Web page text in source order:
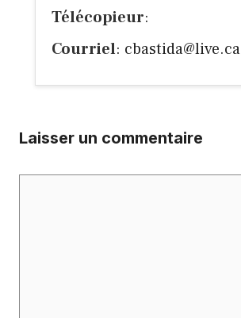
Télécopieur:
Courriel: cbastida@live.ca
Laisser un commentaire